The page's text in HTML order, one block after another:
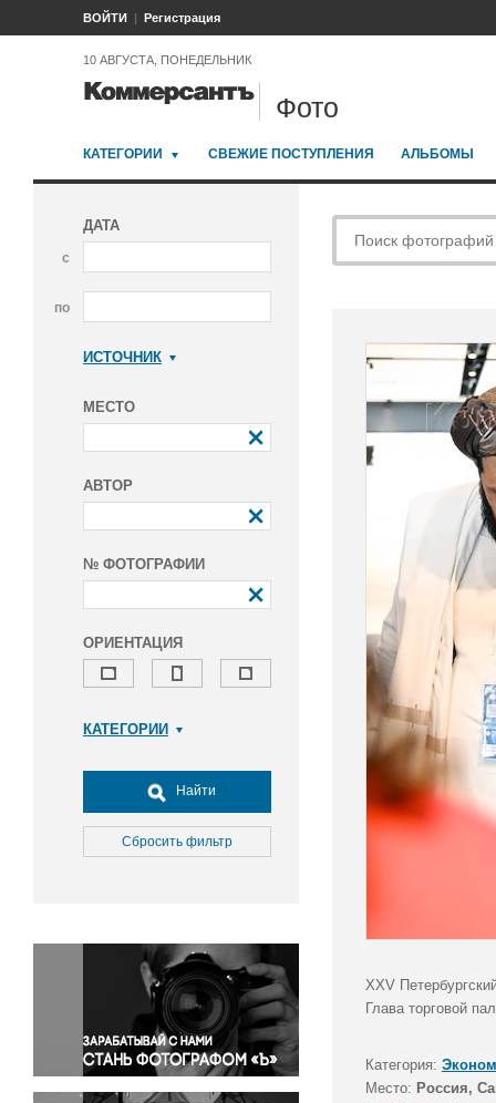
ВОЙТИ Регистрация
10 АВГУСТА, ПОНЕДЕЛЬНИК
Фото
КАТЕГОРИИ СВЕЖИЕ ПОСТУПЛЕНИЯ АЛЬБОМЫ
ДАТА
с
по
ИСТОЧНИК
МЕСТО
АВТОР
№ ФОТОГРАФИИ
ОРИЕНТАЦИЯ
КАТЕГОРИИ
Досуг, туризм и отдых
Культура
Медицина
Окружающая среда
Политика
Правосудие
Происшествия и конфликты
Религия
Светская жизнь
Найти
Сбросить фильтр
XXV
Глава торговой
Категория:
Место: Россия,